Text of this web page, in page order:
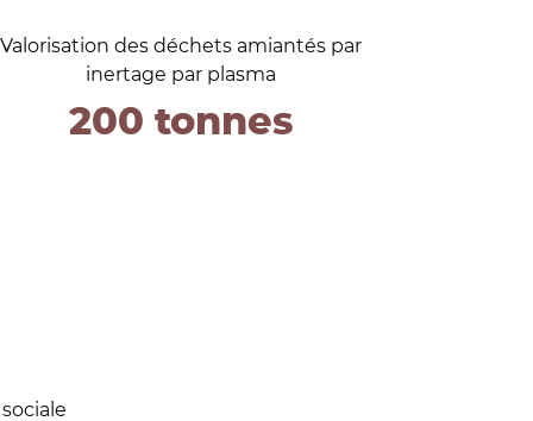
Valorisation des déchets amiantés par
inertage par plasma
200 tonnes